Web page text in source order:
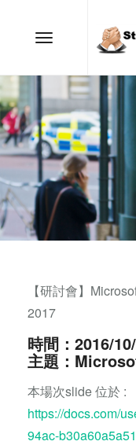
【研討會】
2017
時間：2016/
主題：
本場次slide 位於 :
https://docs.com/
94ac-